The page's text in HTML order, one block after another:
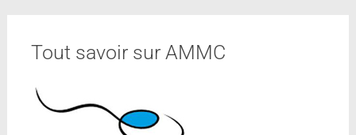
Tout savoir sur AMMC